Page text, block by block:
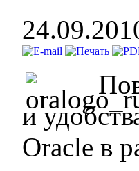
и
Oracle в